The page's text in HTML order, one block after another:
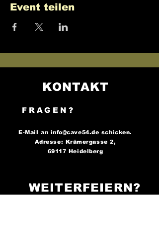
Event teilen
KONTAKT
FRAGEN?
E-Mail an info@cave54.de schicken.
Adresse: Krämergasse 2,
69117 Heidelberg
WEITERFEIERN?